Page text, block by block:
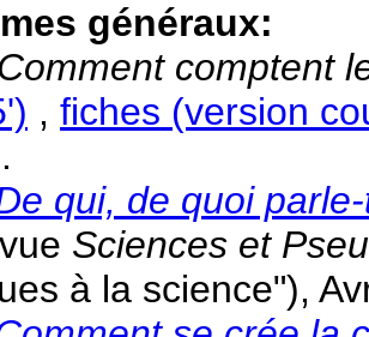
généraux:
comptent
, fiches (version
qui, de quoi
Sciences et
à la science"),